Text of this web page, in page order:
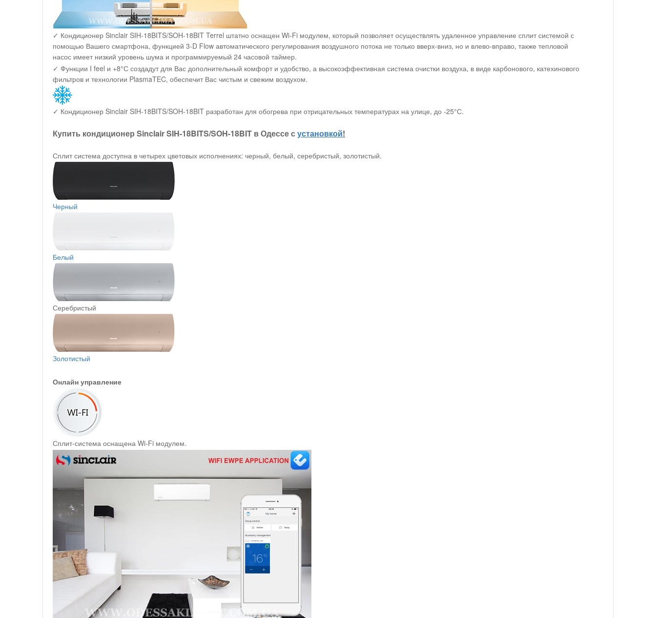
✓ Кондиционер Sinclair SIH-18BITS/SOH-18BIT Terrel штатно оснащен Wi-Fi модулем, который позволяет осуществлять удаленное управление сплит системой с
помощью Вашего смартфона, функцией 3-D Flow автоматического регулирования воздушного потока не только вверх-вниз, но и влево-вправо, также тепловой
насос имеет низкий уровень шума и программируемый 24 часовой таймер.
✓ Функции I feel и +8°С создадут для Вас дополнительный комфорт и удобство, а высокоэффективная система очистки воздуха, в виде карбонового, катехинового
фильтров и технологии PlasmaTEC, обеспечит Вас чистым и свежим воздухом.
✓ Кондиционер Sinclair SIH-18BITS/SOH-18BIT разработан для обогрева при отрицательных температурах на улице, до -25°С.
Купить кондиционер Sinclair SIH-18BITS/SOH-18BIT в Одессе сустановкой!
Сплит система доступна в четырех цветовых исполнениях: черный, белый, серебристый, золотистый.
Черный
Белый
Серебристый
Золотистый
Онлайн управление
Сплит-система оснащена Wi-Fi модулем.